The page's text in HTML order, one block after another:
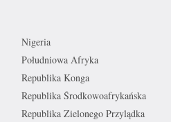
Nigeria
Południowa Afryka
Republika Konga
Republika Środkowoafrykańska
Republika Zielonego Przylądka